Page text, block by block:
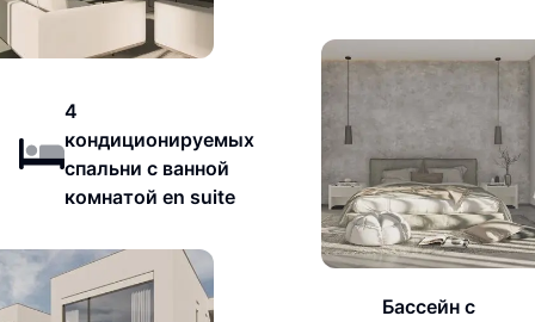
4
кондиционируемых
спальни с ванной
комнатой en suite
Бассейн с